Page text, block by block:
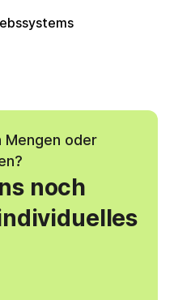
oder
noch